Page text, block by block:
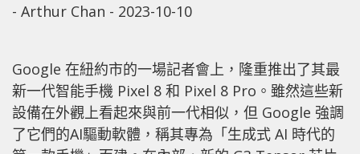
- Arthur Chan - 2023-10-10
Google 在紐約市的一場記者會上，隆重推出了其最
新一代智能手機 Pixel 8 和 Pixel 8 Pro。雖然這些新
設備在外觀上看起來與前一代相似，但 Google 強調
了它們的AI驅動軟體，稱其專為「生成式 AI 時代的